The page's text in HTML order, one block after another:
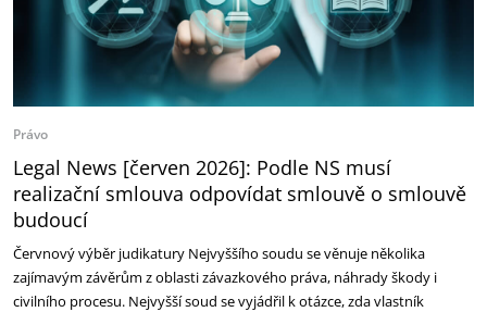
Právo
Legal News [červen 2026]: Podle NS musí
realizační smlouva odpovídat smlouvě o smlouvě
budoucí
Červnový výběr judikatury Nejvyššího soudu se věnuje několika
zajímavým závěrům z oblasti závazkového práva, náhrady škody i
civilního procesu. Nejvyšší soud se vyjádřil k otázce, zda vlastník